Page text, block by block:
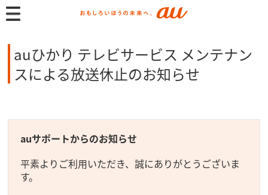
auひかり テレビサービス メンテナン
スによる放送休止のお知らせ
auサポートからのお知らせ
平素よりご利用いただき、誠にありがとうございま
す。